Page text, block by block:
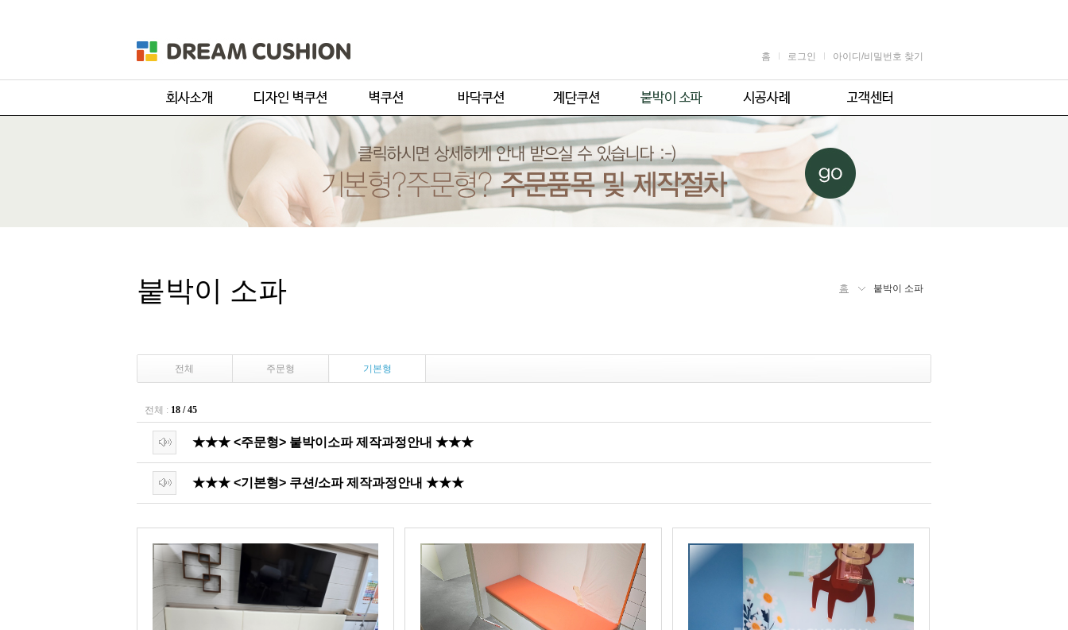
홈 로그인 아이디/비밀번호 찾기
주문 디자인
주문형
기본형
기본형
주문형
기본형
어린이용
업소용
체육시설용
견적 및 제휴문의
자주 묻는 질문
주의사항
홈 붙박이 소파
붙박이 소파
전체 주문형 기본형
전체 : 18 / 45
★★★ <주문형> 붙박이소파 제작과정안내 ★★★
★★★ <기본형> 쿠션/소파 제작과정안내 ★★★